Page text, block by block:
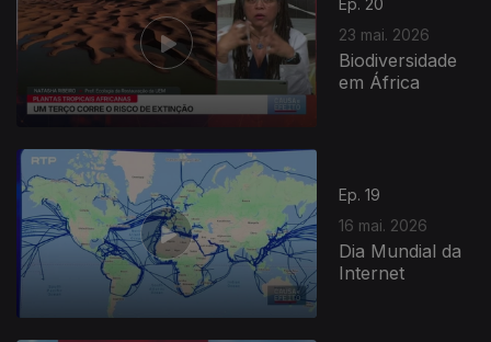
23 mai. 2026
Biodiversidade
em África
Ep. 19
16 mai. 2026
Dia Mundial da
Internet
930646